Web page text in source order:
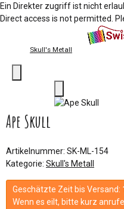
Ein Direkter zugriff ist nicht
Direct access is not permitted.
Skull's Metall
Ape Skull
Artikelnummer: SK-ML-154
Kategorie: Skull's Metall
Geschätzte Zeit bis Versand:
Wenn es eilt, bitte kurz